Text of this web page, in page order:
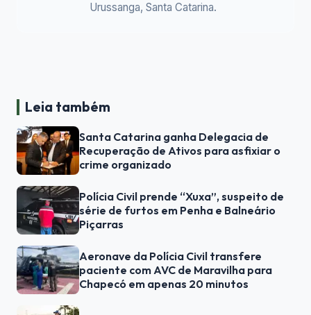
Urussanga, Santa Catarina.
Leia também
Santa Catarina ganha Delegacia de
Recuperação de Ativos para asfixiar o
crime organizado
Polícia Civil prende “Xuxa”, suspeito de
série de furtos em Penha e Balneário
Piçarras
Aeronave da Polícia Civil transfere
paciente com AVC de Maravilha para
Chapecó em apenas 20 minutos